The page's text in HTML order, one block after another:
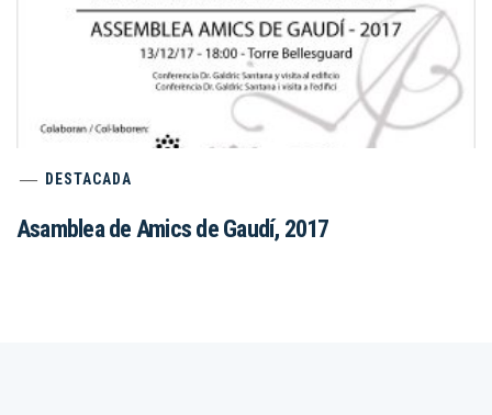
DESTACADA
Asamblea de Amics de Gaudí, 2017